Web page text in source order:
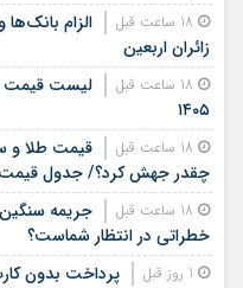
الزام
زائران اربعین
لیست قیمت
۱۴۰۵
چقدر جهش کرد؟/ جدول
جریمه
خطراتی در انتظار شماست؟
پرداخت بدون